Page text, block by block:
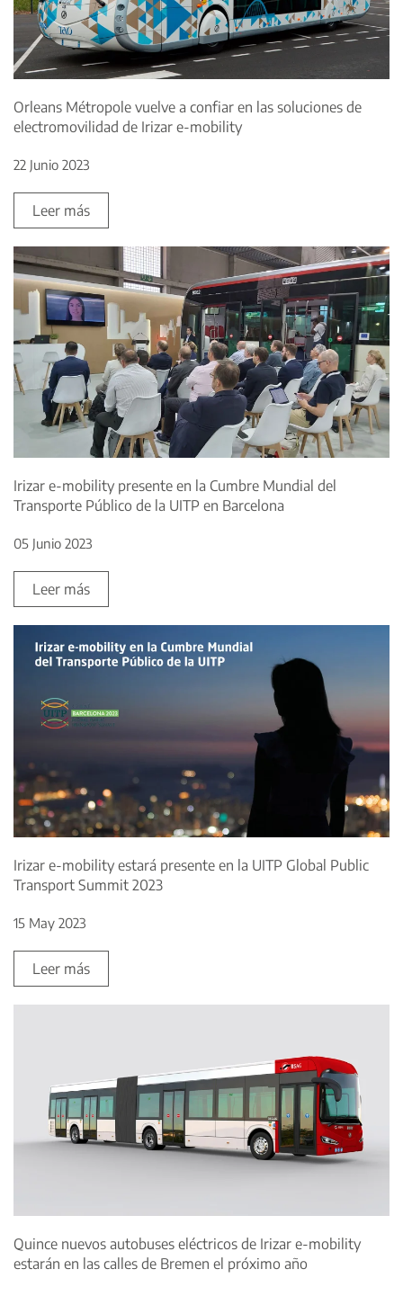
Orleans Métropole vuelve a confiar en las soluciones de
electromovilidad de Irizar e-mobility
22 Junio 2023
Leer más
Irizar e-mobility presente en la Cumbre Mundial del
Transporte Público de la UITP en Barcelona
05 Junio 2023
Leer más
Irizar e-mobility estará presente en la UITP Global Public
Transport Summit 2023
15 May 2023
Leer más
Quince nuevos autobuses eléctricos de Irizar e-mobility
estarán en las calles de Bremen el próximo año